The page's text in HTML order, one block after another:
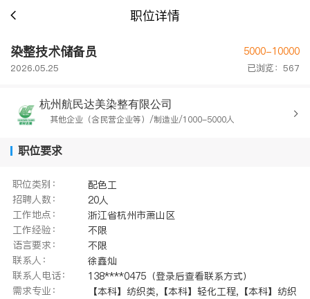
职位详情
染整技术储备员 5000-10000
2026.05.25 已浏览：567
杭州航民达美染整有限公司
其他企业（含民营企业等）/制造业/1000-5000人
职位要求
职位类别：
配色工
招聘人数：
20人
工作地点：
浙江省杭州市萧山区
工作经验：
不限
语言要求：
不限
联系人：
徐鑫灿
联系人电话：
138****0475（登录后查看联系方式）
需求专业：
【本科】纺织类,【本科】轻化工程,【本科】纺织